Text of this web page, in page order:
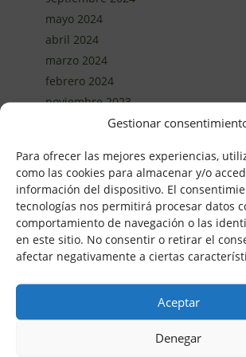
Gestionar
Para ofrecer las mejores experiencias,
como las cookies para almacenar y/o
información del dispositivo. El
tecnologías nos permitirá procesar datos
comportamiento de navegación o las
en este sitio. No consentir o retirar el
afectar negativamente a ciertas
Aceptar
Denegar
mayo 2024
abril 2024
marzo 2024
febrero 2024
noviembre 2023
octubre 2023
abril 2023
febrero 2023
enero 2023
diciembre 2022
noviembre 2022
septiembre 2022
julio 2022